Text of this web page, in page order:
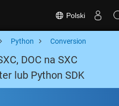
Polski
Python Conversion
DOC na SXC
lub Python SDK